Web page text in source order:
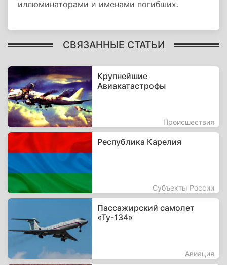
иллюминаторами и именами погибших.
СВЯЗАННЫЕ СТАТЬИ
Крупнейшие
Авиакатастрофы
Происшествия
Республика Карелия
Субъекты России
Пассажирский самолет
«Ту-134»
Авиация